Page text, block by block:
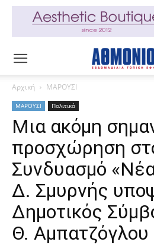
Αρχική ΜΑΡΟΥΣΙ
ΜΑΡΟΥΣΙ Πολιτικά
Μια ακόμη
προσχώρηση
Συνδυασμό
Δ. Σμυρνής
Δημοτικός
Θ. Αμπατζόγλου